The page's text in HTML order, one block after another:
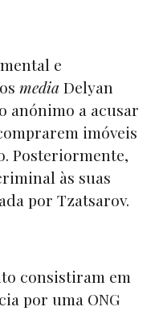
e
media Delyan
anónimo a acusar
imóveis
Posteriormente,
às suas
por Tzatsarov.
consistiram em
por uma ONG